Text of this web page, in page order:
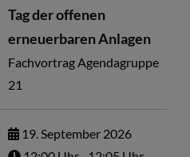
Tag der offenen
erneuerbaren Anlagen
Fachvortrag Agendagruppe
21
19.September 2026